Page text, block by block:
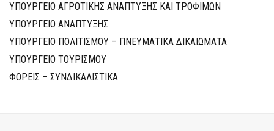
ΥΠΟΥΡΓΕΙΟ ΑΓΡΟΤΙΚΗΣ ΑΝΑΠΤΥΞΗΣ ΚΑΙ ΤΡΟΦΙΜΩΝ
ΥΠΟΥΡΓΕΙΟ ΑΝΑΠΤΥΞΗΣ
ΥΠΟΥΡΓΕΙΟ ΠΟΛΙΤΙΣΜΟΥ – ΠΝΕΥΜΑΤΙΚΑ ΔΙΚΑΙΩΜΑΤΑ
ΥΠΟΥΡΓΕΙΟ ΤΟΥΡΙΣΜΟΥ
ΦΟΡΕΙΣ – ΣΥΝΔΙΚΑΛΙΣΤΙΚΑ